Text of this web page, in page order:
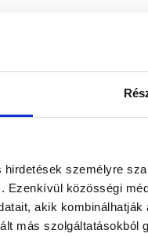
hirdetések személyre
Ezenkívül közösségi
akik
más szolgáltatásokból